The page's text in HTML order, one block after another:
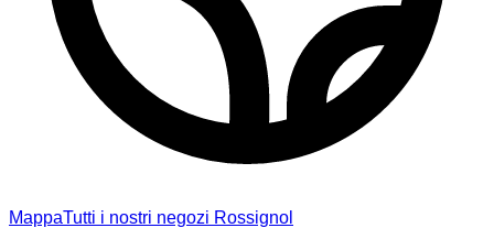
MappaTutti i nostri negozi Rossignol